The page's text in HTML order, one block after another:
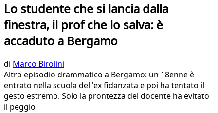
Lo studente che si lancia dalla
finestra, il prof che lo salva: è
accaduto a Bergamo
di Marco Birolini
Altro episodio drammatico a Bergamo: un 18enne è
entrato nella scuola dell'ex fidanzata e poi ha tentato il
gesto estremo. Solo la prontezza del docente ha evitato
il peggio